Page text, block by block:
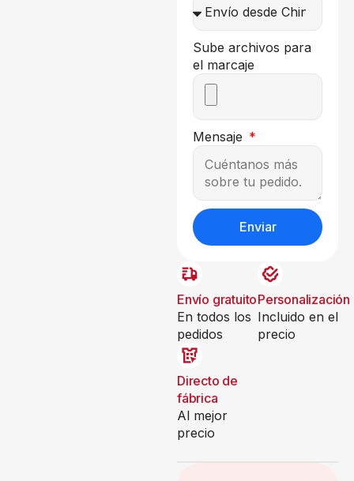
Sube archivos para
el marcaje
Mensaje
Enviar
Envío gratuito
En todos los
pedidos
Personalización
Incluido en el
precio
Directo de
fábrica
Al mejor
precio